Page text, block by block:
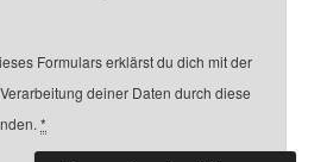
Formulars erklärst du dich mit der
deiner Daten durch diese
*